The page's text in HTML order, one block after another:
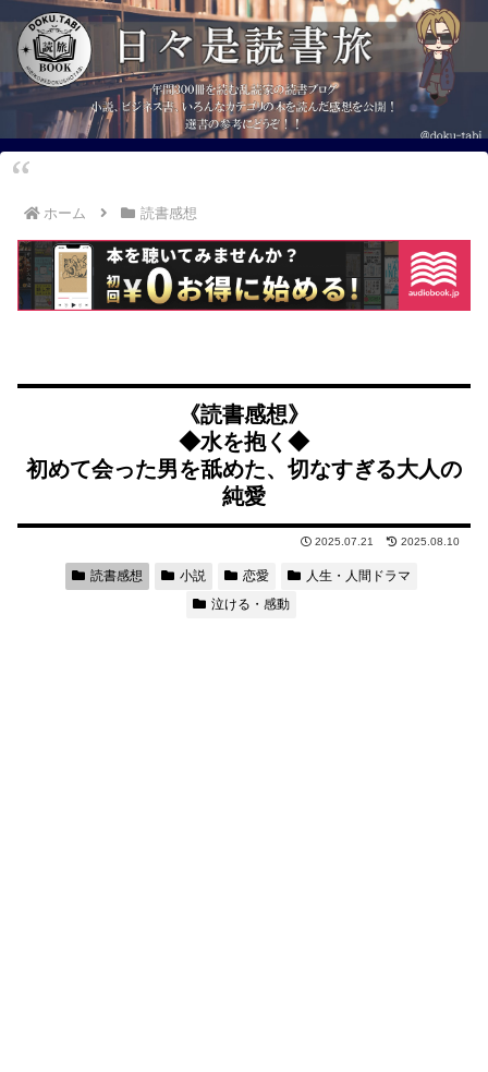
ホーム 読書感想
《読書感想》
◆水を抱く◆
初めて会った男を舐めた、切なすぎる大人の
純愛
2025.07.21 2025.08.10
読書感想 小説 恋愛
人生・人間ドラマ
泣ける・感動